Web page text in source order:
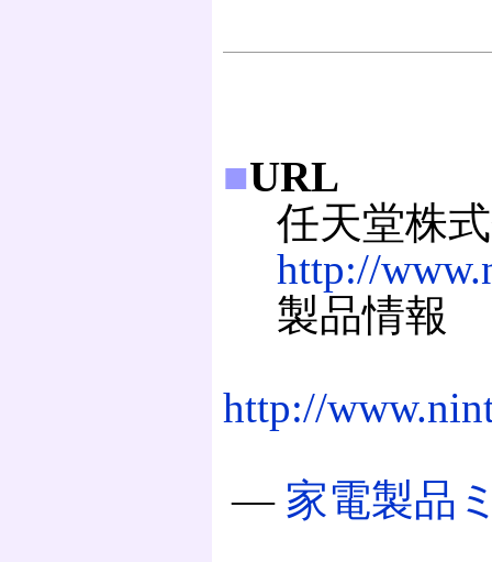
■URL
任天堂株
http://
製品情報
http://
― 家電製品